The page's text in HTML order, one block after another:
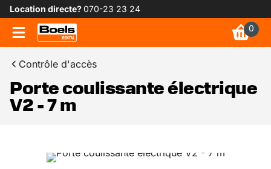
Location directe?070-23 23 24
0
Contrôle d'accès
Porte coulissante électrique
V2 - 7 m